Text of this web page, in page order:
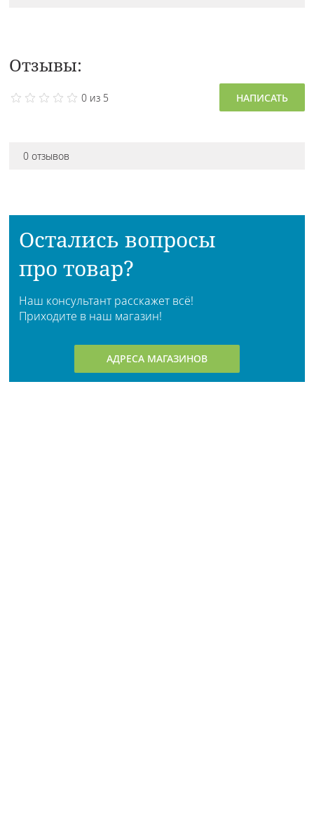
Отзывы:
0 из 5 НАПИСАТЬ
0 отзывов
Остались вопросы
про товар?
Наш консультант расскажет всё!
Приходите в наш магазин!
АДРЕСА МАГАЗИНОВ